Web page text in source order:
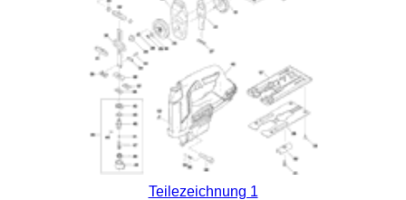
Teilezeichnung 1